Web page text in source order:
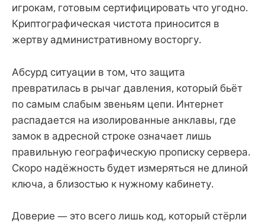
игрокам, готовым сертифицировать что угодно.
Криптографическая чистота приносится в
жертву административному восторгу.
Абсурд ситуации в том, что защита
превратилась в рычаг давления, который бьёт
по самым слабым звеньям цепи. Интернет
распадается на изолированные анклавы, где
замок в адресной строке означает лишь
правильную географическую прописку сервера.
Скоро надёжность будет измеряться не длиной
ключа, а близостью к нужному кабинету.
Доверие — это всего лишь код, который стёрли